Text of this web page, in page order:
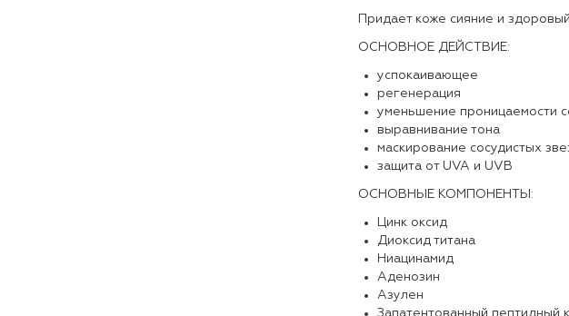
Придает коже сияние и
ОСНОВНОЕ ДЕЙСТВИЕ:
успокаивающее
регенерация
уменьшение проницаемости
выравнивание тона
маскирование сосудистых
защита от UVA и UVB
ОСНОВНЫЕ КОМПОНЕНТЫ:
Цинк оксид
Диоксид титана
Ниацинамид
Аденозин
Азулен
Запатентованный пептидный